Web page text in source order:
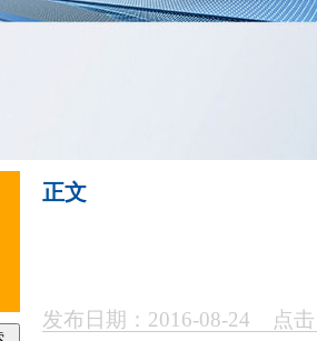
正文
发布日期：2016-08-24 点击